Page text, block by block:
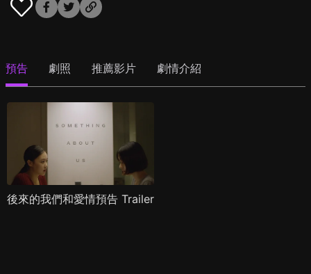
預告 劇照 推薦影片 劇情介紹
後來的我們和愛情預告 Trailer